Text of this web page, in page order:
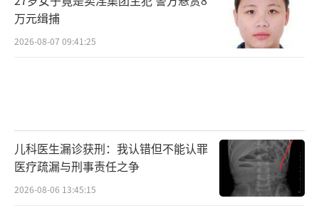
万元缉捕
2026-08-07 09:41:25
儿科医生漏诊获刑：我认错但不能认罪
医疗疏漏与刑事责任之争
2026-08-06 13:45:15